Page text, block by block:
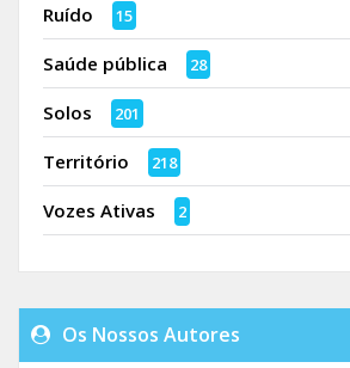
Ruído 15
Saúde pública 28
Solos 201
Território 218
Vozes Ativas 2
Os Nossos Autores